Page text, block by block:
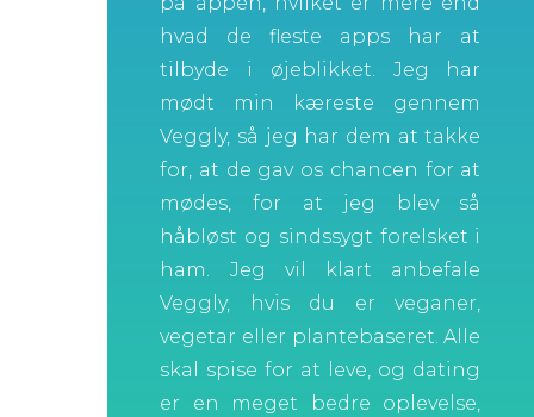
hvad de fleste apps har at
tilbyde i øjeblikket.
Jeg har
mødt min kæreste gennem
Veggly, så jeg har dem at takke
for, at de gav os chancen for at
mødes, for at jeg blev så
håbløst og sindssygt forelsket i
ham.
Jeg vil klart anbefale
Veggly, hvis du er veganer,
vegetar eller plantebaseret. Alle
skal spise for at leve, og dating
er en meget bedre oplevelse,